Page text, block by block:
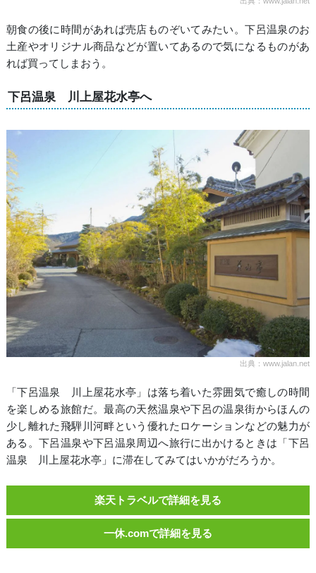
朝食の後に時間があれば売店ものぞいてみたい。下呂温泉のお
土産やオリジナル商品などが置いてあるので気になるものがあ
れば買ってしまおう。
下呂温泉 川上屋花水亭へ
出典：www.jalan.net
「下呂温泉 川上屋花水亭」は落ち着いた雰囲気で癒しの時間
を楽しめる旅館だ。最高の天然温泉や下呂の温泉街からほんの
少し離れた飛騨川河畔という優れたロケーションなどの魅力が
ある。下呂温泉や下呂温泉周辺へ旅行に出かけるときは「下呂
温泉 川上屋花水亭」に滞在してみてはいかがだろうか。
楽天トラベルで詳細を見る
一休.comで詳細を見る